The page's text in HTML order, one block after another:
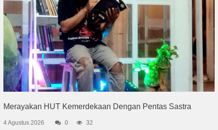
Merayakan HUT Kemerdekaan Dengan Pentas Sastra
4 Agustus 2026 0 32